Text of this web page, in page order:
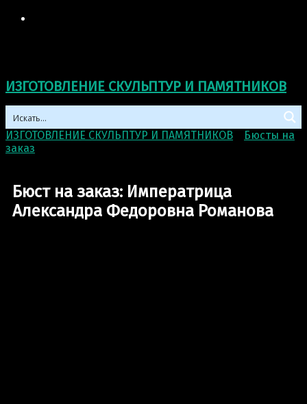
ИЗГОТОВЛЕНИЕ СКУЛЬПТУР И ПАМЯТНИКОВ
ИЗГОТОВЛЕНИЕ СКУЛЬПТУР И ПАМЯТНИКОВ
Бюсты на
заказ
Бюст на заказ: Императрица
Александра Федоровна Романова